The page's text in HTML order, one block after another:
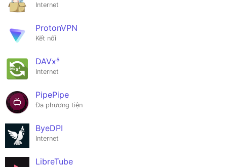
Internet
ProtonVPN
Kết nối
DAVx⁵
Internet
PipePipe
Đa phương tiện
ByeDPI
Internet
LibreTube